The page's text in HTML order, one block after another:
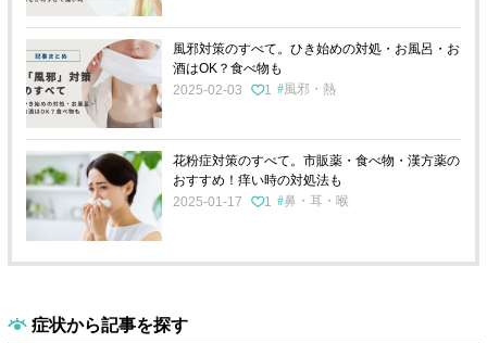
風邪対策のすべて。ひき始めの対処・お風呂・お
酒はOK？食べ物も
2025-02-03
1 風邪・熱
花粉症対策のすべて。市販薬・食べ物・漢方薬の
おすすめ！痒い時の対処法も
2025-01-17
1 鼻・耳・喉
症状から記事を探す